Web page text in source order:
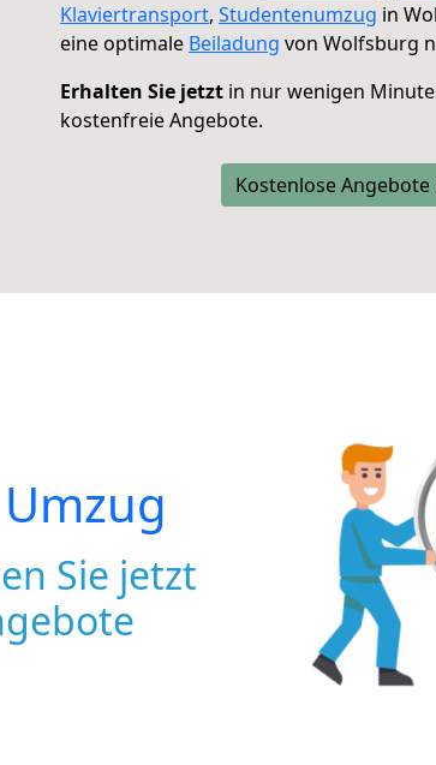
Klaviertransport, Studentenumzug in
eine optimale Beiladung von Wolfsburg
Erhalten Sie jetzt in nur wenigen
kostenfreie Angebote.
Kostenlose
Sie jetzt